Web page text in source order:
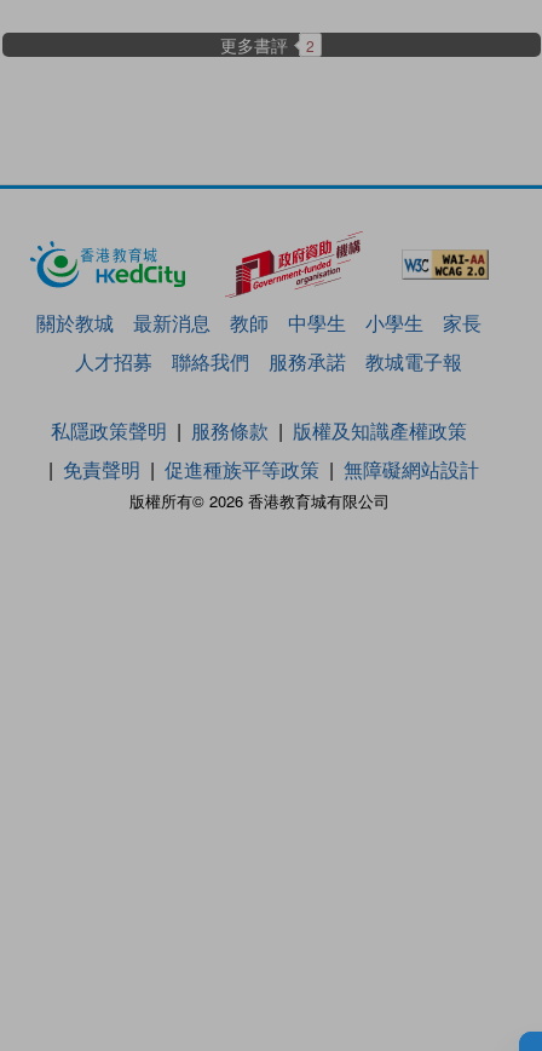
更多書評 2
關於教城 最新消息 教師 中學生 小學生
家長
人才招募
聯絡我們 服務承諾 教城電子報
版權所有© 2026 香港教育城有限公司
私隱政策聲明 服務條款
版權及知識產權政策
免責聲明
促進種族平等政策 無障礙網站設計